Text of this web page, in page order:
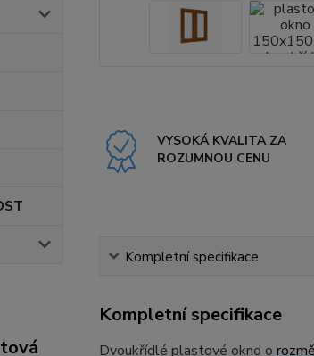
VYSOKÁ KVALITA ZA
ROZUMNOU CENU
Kompletní specifikace
Kompletní specifikace
Dvoukřídlé plastové okno o